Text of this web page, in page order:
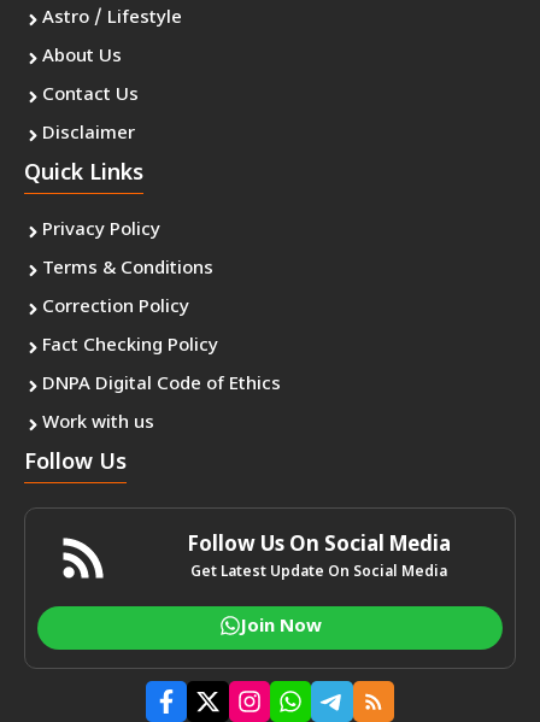
Astro / Lifestyle
About Us
Contact Us
Disclaimer
Quick Links
Privacy Policy
Terms & Conditions
Correction Policy
Fact Checking Policy
DNPA Digital Code of Ethics
Work with us
Follow Us
Follow Us On Social Media
Get Latest Update On Social Media
Join Now